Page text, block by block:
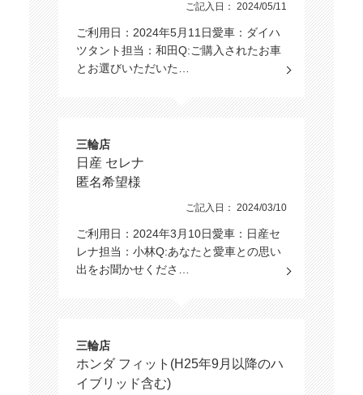
ご記入日： 2024/05/11
ご利用日：2024年5月11日愛車：ダイハ
ツタント担当：和田Q:ご購入されたお車
とお選びいただいた…
三輪店
日産 セレナ
匿名希望様
ご記入日： 2024/03/10
ご利用日：2024年3月10日愛車：日産セ
レナ担当：小林Q:あなたと愛車との思い
出をお聞かせくださ…
三輪店
ホンダ フィット(H25年9月以降のハ
イブリッド含む)